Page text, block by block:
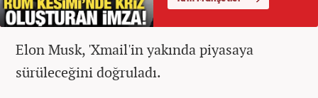
Elon Musk, 'Xmail'in yakında piyasaya
sürüleceğini doğruladı.